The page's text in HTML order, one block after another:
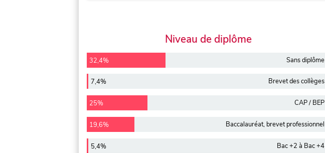
Niveau de diplôme
32,4% Sans diplôme
7,4% Brevet des collèges
25% CAP / BEP
19,6% Baccalauréat, brevet professionnel
5,4% Bac +2 à Bac +4